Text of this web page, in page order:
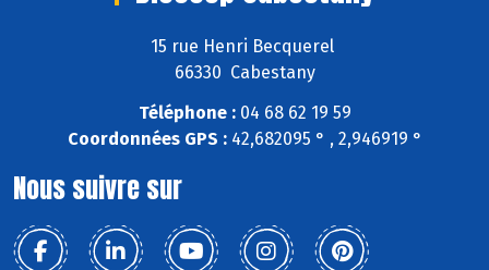
15 rue Henri Becquerel
66330 Cabestany
Téléphone :04 68 62 19 59
Coordonnées GPS :42,682095 ° , 2,946919 °
Nous suivre sur